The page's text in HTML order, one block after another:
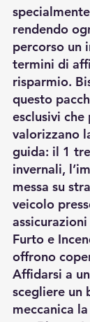
rendendo
percorso un
termini di
risparmio.
questo
esclusivi
valorizzano
guida: il 1
invernali,
messa su
veicolo
assicurazioni
Furto e
offrono
Affidarsi a
scegliere un
meccanica